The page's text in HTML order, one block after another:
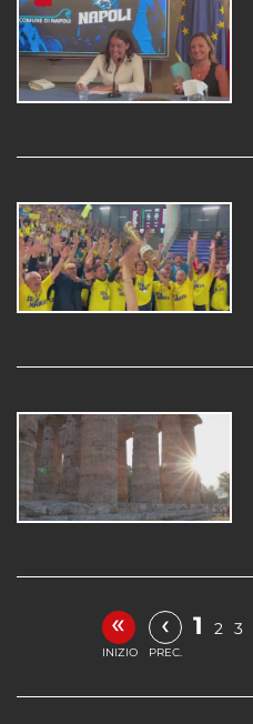
«
INIZIO
‹
PREC.
1 2 3